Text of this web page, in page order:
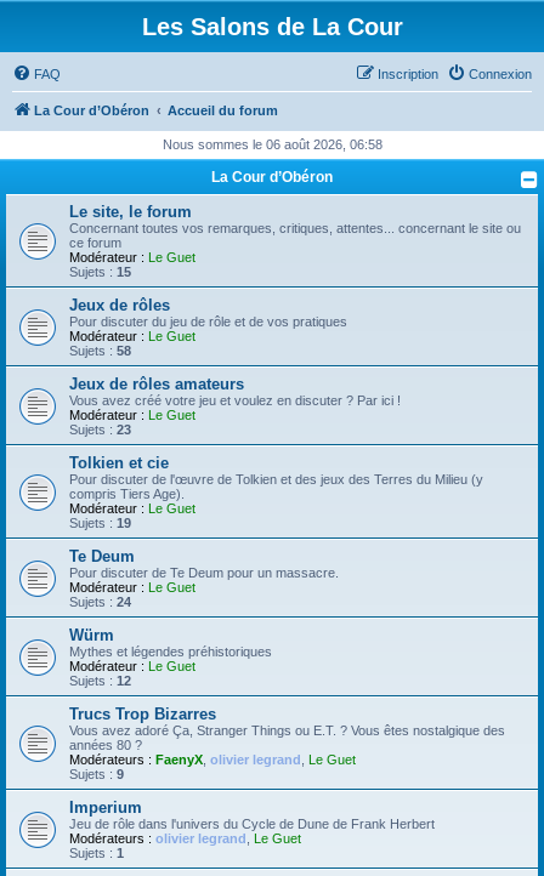
Les Salons de La Cour
FAQ Connexion
Inscription
La Cour d’Obéron Accueil du forum
Nous sommes le 06 août 2026, 06:58
La Cour d’Obéron
Le site, le forum
Concernant toutes vos remarques, critiques, attentes... concernant le site ou
ce forum
Modérateur : Le Guet
Sujets : 15
Jeux de rôles
Pour discuter du jeu de rôle et de vos pratiques
Modérateur : Le Guet
Sujets : 58
Jeux de rôles amateurs
Vous avez créé votre jeu et voulez en discuter ? Par ici !
Modérateur : Le Guet
Sujets : 23
Tolkien et cie
Pour discuter de l'œuvre de Tolkien et des jeux des Terres du Milieu (y
compris Tiers Age).
Modérateur : Le Guet
Sujets : 19
Te Deum
Pour discuter de Te Deum pour un massacre.
Modérateur : Le Guet
Sujets : 24
Würm
Mythes et légendes préhistoriques
Modérateur : Le Guet
Sujets : 12
Trucs Trop Bizarres
Vous avez adoré Ça, Stranger Things ou E.T. ? Vous êtes nostalgique des
années 80 ?
Modérateurs : FaenyX olivier legrand
Le Guet
Sujets : 9
Imperium
Jeu de rôle dans l'univers du Cycle de Dune de Frank Herbert
Modérateurs : olivier legrand
Le Guet
Sujets : 1